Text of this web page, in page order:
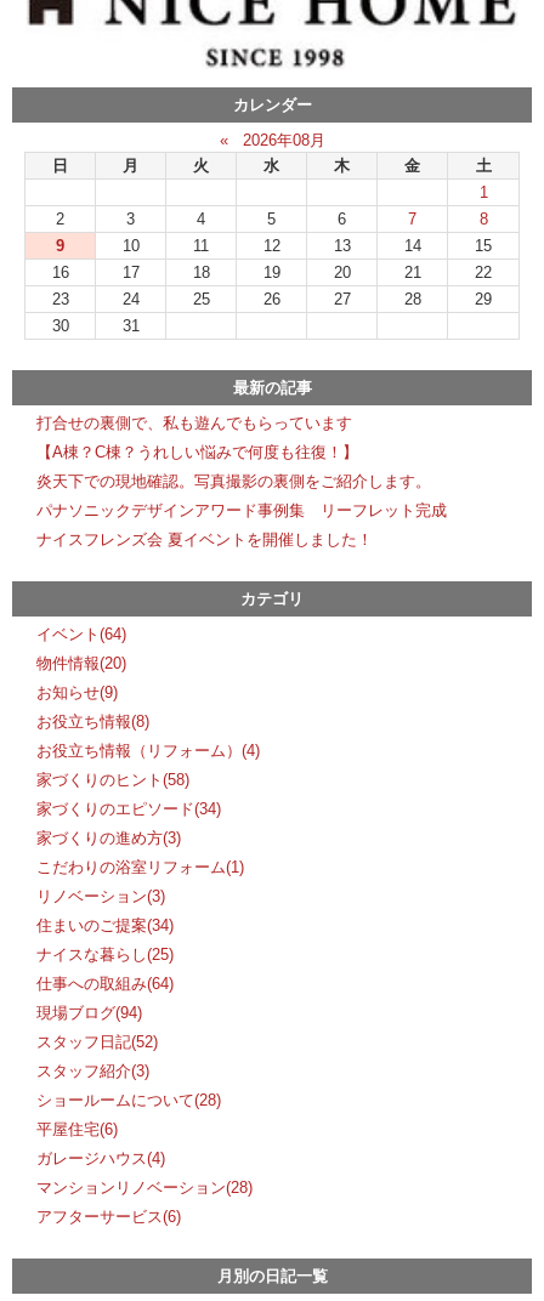
カレンダー
«
2026年08月
日
月 火 水 木 金
土
1
2
3 4 5 6 7
8
9
10 11 12 13 14
15
16
17 18 19 20 21
22
23
24 25 26 27 28
29
30
31
最新の記事
打合せの裏側で、私も遊んでもらっています
【A棟？C棟？うれしい悩みで何度も往復！】
炎天下での現地確認。写真撮影の裏側をご紹介します。
パナソニックデザインアワード事例集 リーフレット完成
ナイスフレンズ会 夏イベントを開催しました！
カテゴリ
イベント(64)
物件情報(20)
お知らせ(9)
お役立ち情報(8)
お役立ち情報（リフォーム）(4)
家づくりのヒント(58)
家づくりのエピソード(34)
家づくりの進め方(3)
こだわりの浴室リフォーム(1)
リノベーション(3)
住まいのご提案(34)
ナイスな暮らし(25)
仕事への取組み(64)
現場ブログ(94)
スタッフ日記(52)
スタッフ紹介(3)
ショールームについて(28)
平屋住宅(6)
ガレージハウス(4)
マンションリノベーション(28)
アフターサービス(6)
月別の日記一覧